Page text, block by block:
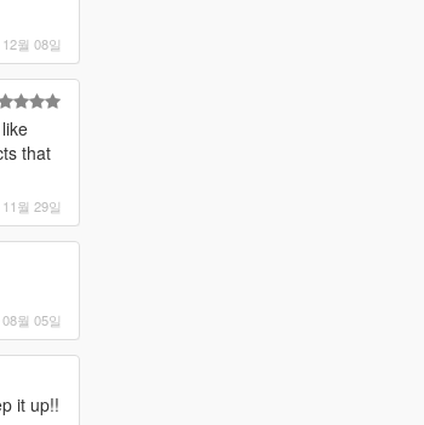
월 08일
that
월 29일
월 05일
it up!!